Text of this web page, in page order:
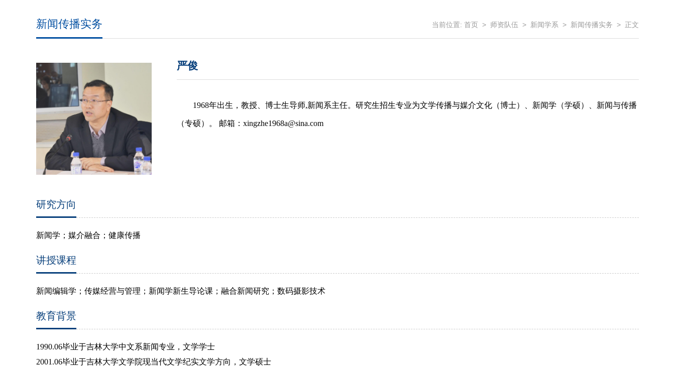
当前位置: 首页 > 师资队伍 > 新闻学系 > 新闻传播实务 > 正文
新闻传播实务
严俊
1968年出生，教授、博士生导师,新闻系主任。研究生招生专业为文学传播与媒介文化（博士）、新闻学（学硕）、新闻与传播
（专硕）。 邮箱：xingzhe1968a@sina.com
研究方向
新闻学；媒介融合；健康传播
讲授课程
新闻编辑学；传媒经营与管理；新闻学新生导论课；融合新闻研究；数码摄影技术
教育背景
1990.06毕业于吉林大学中文系新闻专业，文学学士
2001.06毕业于吉林大学文学院现当代文学纪实文学方向，文学硕士